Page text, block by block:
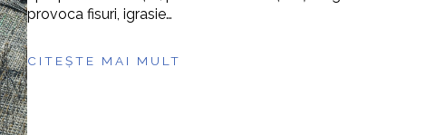
provoca fisuri, igrasie…
CITEȘTE MAI MULT